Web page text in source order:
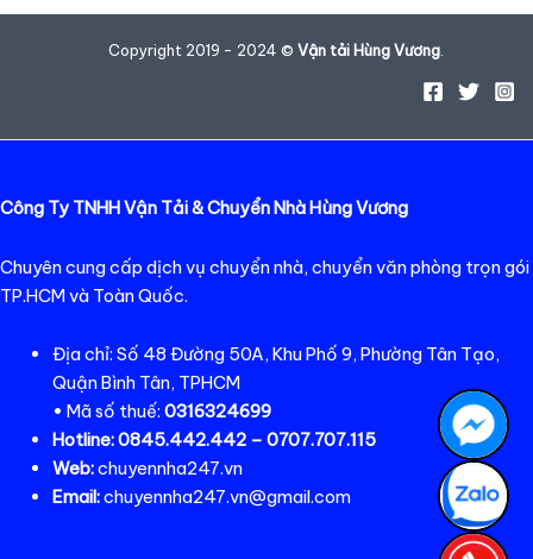
Copyright 2019 - 2024 © Vận tải Hùng Vương.
Công Ty TNHH Vận Tải & Chuyển Nhà Hùng Vương
Chuyên cung cấp dịch vụ chuyển nhà, chuyển văn phòng trọn gói
TP.HCM và Toàn Quốc.
Địa chỉ: Số 48 Đường 50A, Khu Phố 9, Phường Tân Tạo,
Quận Bình Tân, TPHCM
• Mã số thuế: 0316324699
Hotline:0845.442.442 – 0707.707.115
Web:chuyennha247.vn
Email:chuyennha247.vn@gmail.com